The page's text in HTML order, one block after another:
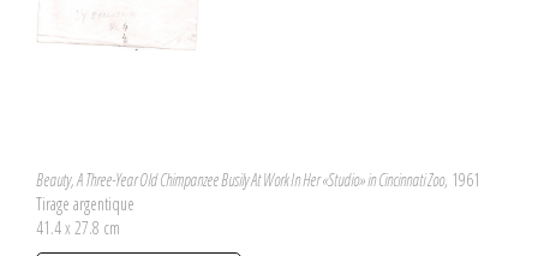
Beauty, A Three-Year Old Chimpanzee Busily At Work In Her «Studio» in Cincinnati Zoo, 1961
Tirage argentique
41.4 x 27.8 cm